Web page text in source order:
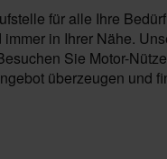
für alle Ihre
in Ihrer Nähe.
Sie Motor-
überzeugen und